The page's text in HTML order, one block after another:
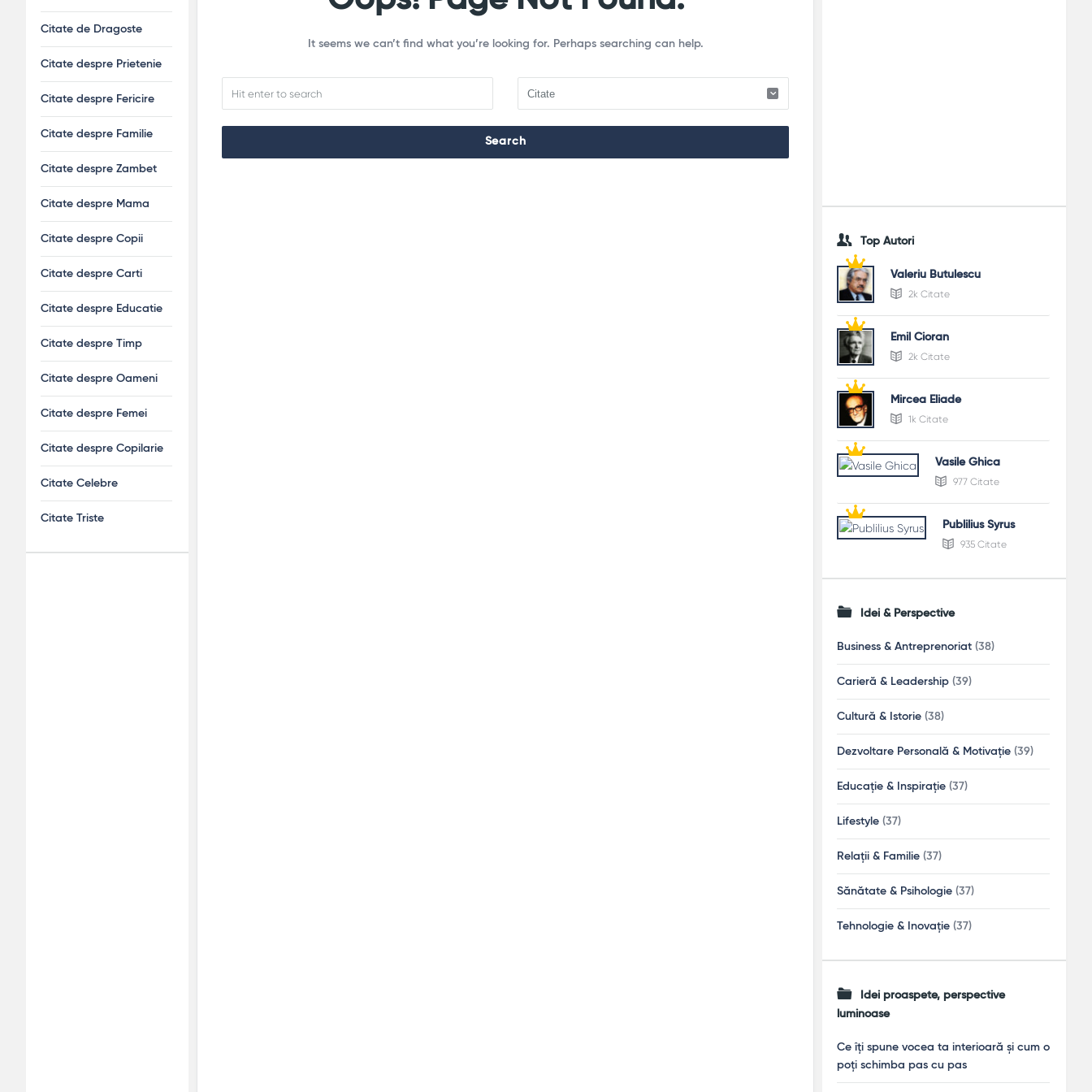
It seems we can’t find what you’re looking for. Perhaps searching can help.
Top Autori
Valeriu Butulescu
2k Citate
Emil Cioran
2k Citate
Mircea Eliade
1k Citate
Vasile Ghica
977 Citate
Publilius Syrus
935 Citate
Idei & Perspective
Business & Antreprenoriat (38)
Carieră & Leadership (39)
Cultură & Istorie (38)
Dezvoltare Personală & Motivație (39)
Educație & Inspirație (37)
Lifestyle (37)
Relații & Familie (37)
Sănătate & Psihologie (37)
Tehnologie & Inovație (37)
Idei proaspete, perspective
luminoase
Ce îți spune vocea ta interioară și cum o
poți schimba pas cu pas
Citate de Dragoste
Citate despre Prietenie
Citate despre Fericire
Citate despre Familie
Citate despre Zambet
Citate despre Mama
Citate despre Copii
Citate despre Carti
Citate despre Educatie
Citate despre Timp
Citate despre Oameni
Citate despre Femei
Citate despre Copilarie
Citate Celebre
Citate Triste